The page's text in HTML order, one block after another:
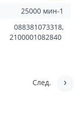
25000 мин-1
088381073318,
2100001082840
След.